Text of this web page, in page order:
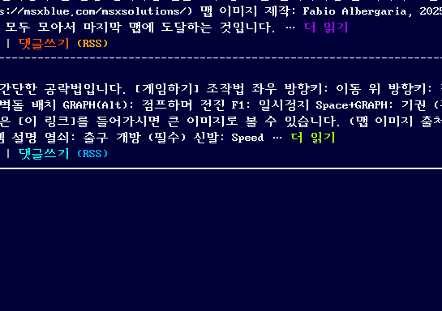
msxblue.com/msxsolutions/) 맵 이미지 제작: Fabio Albergaria,
모두 모아서 마지막 맵에 도달하는 것입니다. … “MSX 잉카 게임 공략
더 읽기
댓글쓰기
on
MSX
카
게
임
공
략
법
(RSS)
간단한 공략법입니다. [게임하기] 조작법 좌우 방향키: 이동 위 방향키:
배치 GRAPH(Alt): 점프하며 전진 F1: 일시정지 Space+GRAPH: 기권
[이 링크]를 들어가시면 큰 이미지로 볼 수 있습니다. (맵 이미지 출
설명 열쇠: 출구 개방 (필수) 신발: Speed … “꾀돌이 미키 게임 공략
더 읽기
댓글쓰기
on
꾀
(RSS)